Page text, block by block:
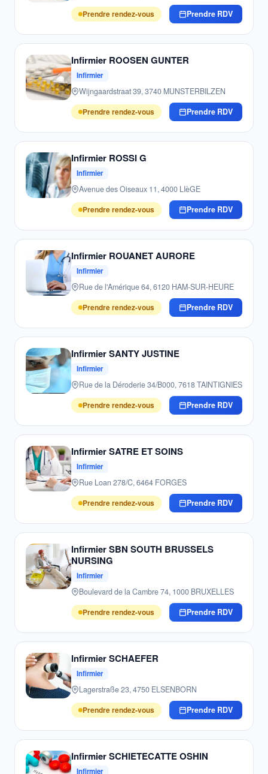
Prendre rendez-vous
Prendre RDV
Infirmier ROOSEN GUNTER
Infirmier
Wijngaardstraat 39, 3740 MUNSTERBILZEN
Prendre rendez-vous
Prendre RDV
Infirmier ROSSI G
Infirmier
Avenue des Oiseaux 11, 4000 LIèGE
Prendre rendez-vous
Prendre RDV
Infirmier ROUANET AURORE
Infirmier
Rue de l'Amérique 64, 6120 HAM-SUR-HEURE
Prendre rendez-vous
Prendre RDV
Infirmier SANTY JUSTINE
Infirmier
Rue de la Déroderie 34/B000, 7618 TAINTIGNIES
Prendre rendez-vous
Prendre RDV
Infirmier SATRE ET SOINS
Infirmier
Rue Loan 278/C, 6464 FORGES
Prendre rendez-vous
Prendre RDV
Infirmier SBN SOUTH BRUSSELS
NURSING
Infirmier
Boulevard de la Cambre 74, 1000 BRUXELLES
Prendre rendez-vous
Prendre RDV
Infirmier SCHAEFER
Infirmier
Lagerstraße 23, 4750 ELSENBORN
Prendre rendez-vous
Prendre RDV
Infirmier SCHIETECATTE OSHIN
Infirmier